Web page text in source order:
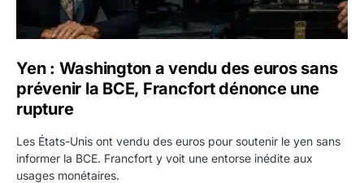
Yen : Washington a vendu des euros sans
prévenir la BCE, Francfort dénonce une
rupture
Les États-Unis ont vendu des euros pour soutenir le yen sans
informer la BCE. Francfort y voit une entorse inédite aux
usages monétaires.